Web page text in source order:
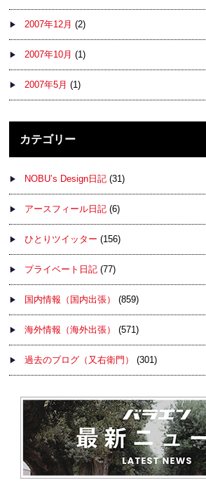
2007年12月 (2)
2007年10月 (1)
2007年5月 (1)
カテゴリー
NOBU’s Design日記 (31)
アースフィール日記 (6)
ひとりツイッター (156)
プライベート日記 (77)
国内情報（国内出張） (859)
海外情報（海外出張） (571)
過去のブログ（又右衛門） (301)